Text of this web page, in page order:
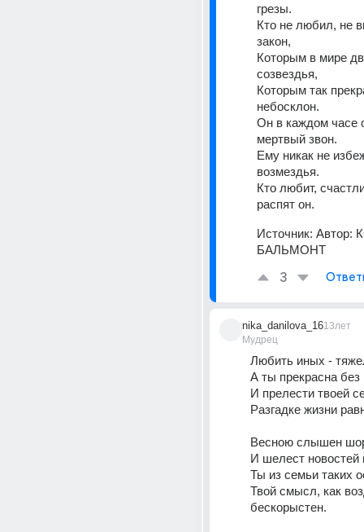
грезы.
Кто не любил, не
закон,
Которым в мире
созвездья,
Которым так
небосклон.
Он в каждом часе
мертвый звон.
Ему никак не
возмездья.
Кто любит,
распят он.
Источник: Автор:
БАЛЬМОНТ
3
nika_danilova_16
Мудрец
13лет
Любить иных -
А ты прекрасна
И прелести твоей
Разгадке жизни
Весною слышен
И шелест новостей
Ты из семьи таких
Твой смысл, как
бескорыстен.